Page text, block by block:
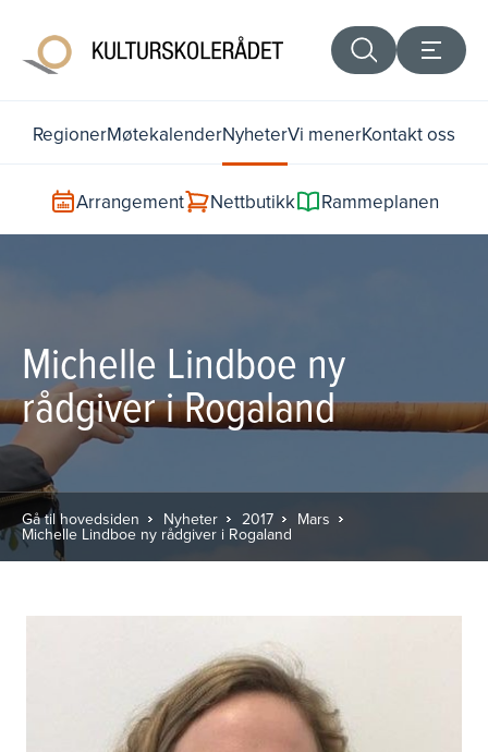
RegionerMøtekalenderNyheterVi menerKontakt oss
Arrangement Nettbutikk Rammeplanen
Michelle Lindboe ny
rådgiver i Rogaland
Gå til hovedsiden Nyheter 2017 Mars
Michelle Lindboe ny rådgiver i Rogaland